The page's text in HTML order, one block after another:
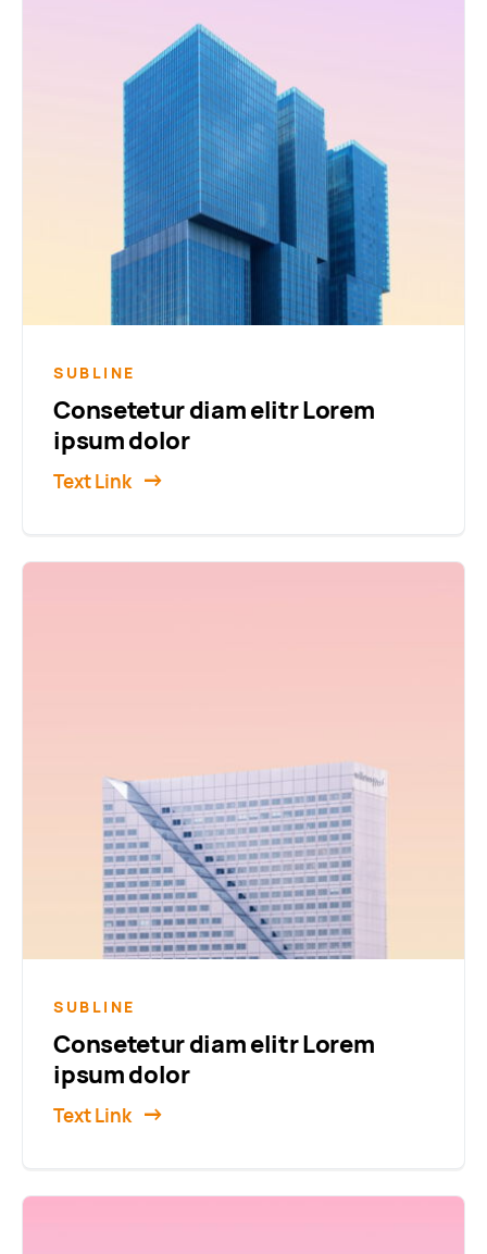
SUBLINE
Consetetur diam elitr Lorem
ipsum dolor
Text Link
SUBLINE
Consetetur diam elitr Lorem
ipsum dolor
Text Link